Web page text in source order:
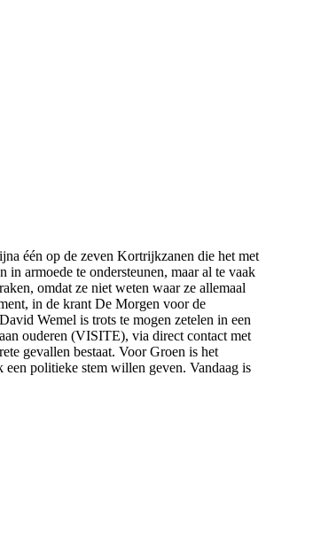
één op de zeven Kortrijkzanen die het met
armoede te ondersteunen, maar al te vaak
omdat ze niet weten waar ze allemaal
in de krant De Morgen voor de
Wemel is trots te mogen zetelen in een
ouderen (VISITE), via direct contact met
gevallen bestaat. Voor Groen is het
een politieke stem willen geven. Vandaag is